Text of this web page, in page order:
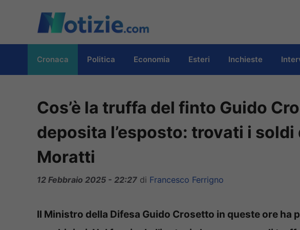
contenuto
Cronaca Politica Economia Esteri Inchieste
Cos’è la truffa del finto Guido
deposita l’esposto: trovati i soldi
Moratti
12 Febbraio 2025 - 22:27 di Francesco Ferrigno
Il Ministro della Difesa Guido Crosetto in queste ore ha